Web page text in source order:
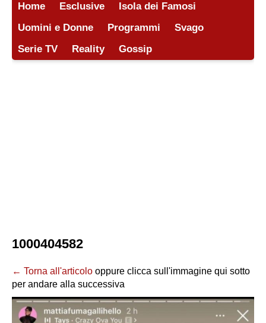
Home Esclusive
Isola dei Famosi
Uomini e Donne
Programmi
Svago
Serie TV
Reality Gossip
1000404582
← Torna all'articolo oppure clicca sull'immagine qui sotto
per andare alla successiva